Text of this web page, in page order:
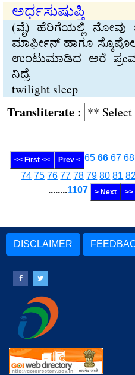
ಅರ್ಧಸುಷುಪ್ತಿ
(ವೈ) ಹೆರಿಗೆಯಲ್ಲಿ ನೋವು
ಮಾರ್ಫೀನ್ ಹಾಗೂ
ಉಂಟುಮಾಡಿದ ಅರೆ
ನಿದ್ರೆ
twilight sleep
:
<< First << Prev < 65 66 67 68
74 75 76 77 78 79 80 81 82
........1107 > Next >>
DISCLAIMER